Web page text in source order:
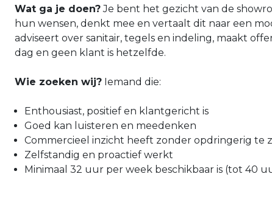
Wat ga je doen?Je bent het gezicht van de
hun wensen, denkt mee en vertaalt dit naar een
adviseert over sanitair, tegels en indeling, maakt
dag en geen klant is hetzelfde.
Wie zoeken wij? Iemand die:
Enthousiast, positief en klantgericht is
Goed kan luisteren en meedenken
Commercieel inzicht heeft zonder opdringerig te
Zelfstandig en proactief werkt
Minimaal 32 uur per week beschikbaar is (tot 40